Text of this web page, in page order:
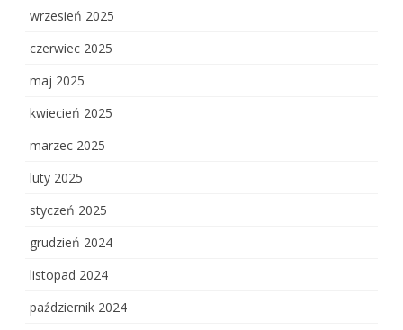
wrzesień 2025
czerwiec 2025
maj 2025
kwiecień 2025
marzec 2025
luty 2025
styczeń 2025
grudzień 2024
listopad 2024
październik 2024